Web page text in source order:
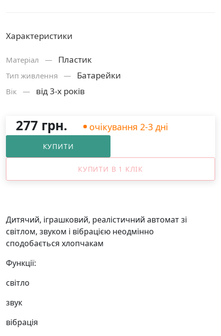
Характеристики
Матерiал — Пластик
Тип живлення — Батарейки
Вік — від 3-х років
277 грн. очікування 2-3 дні
КУПИТИ
КУПИТИ В 1 КЛІК
Дитячий, іграшковий, реалістичний автомат зі
світлом, звуком і вібрацією неодмінно
сподобається хлопчакам
Функції:
світло
звук
вібрація